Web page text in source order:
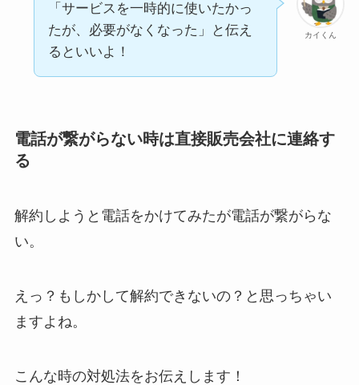
カイくん
「サービスを一時的に使いたかっ
たが、必要がなくなった」と伝え
るといいよ！
電話が繋がらない時は直接販売会社に連絡す
る
解約しようと電話をかけてみたが電話が繋がらな
い。
えっ？もしかして解約できないの？と思っちゃい
ますよね。
こんな時の対処法をお伝えします！